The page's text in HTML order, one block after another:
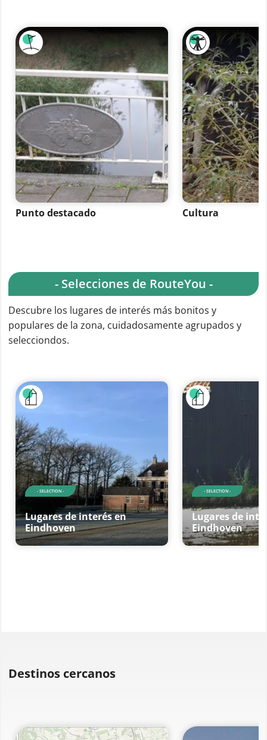
Punto destacado Cultura
- Selecciones de RouteYou -
Descubre los lugares de interés más bonitos y
populares de la zona, cuidadosamente agrupados y
selecciondos.
- SELECTION -
Lugares de interés en
Eindhoven
- SELECTION -
Lugares de
Eindhoven
Destinos cercanos